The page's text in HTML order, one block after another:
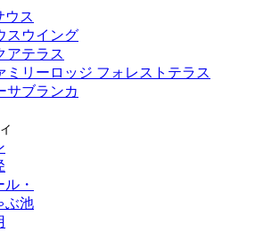
ウス
スウイング
アテラス
ミリーロッジ フォレストテラス
サブランカ
ル・
ぶ池